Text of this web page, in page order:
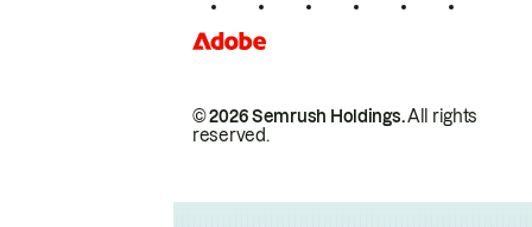
© 2026 Semrush Holdings.All rights
reserved.